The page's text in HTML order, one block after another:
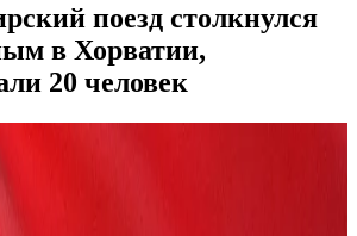
поезд столкнулся
в Хорватии,
20 человек